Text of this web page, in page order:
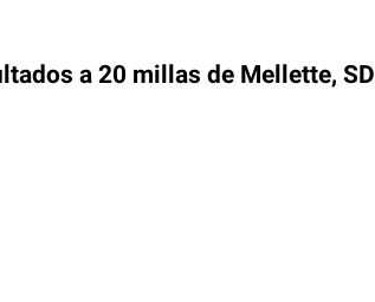
a 20 millas de Mellette, SD